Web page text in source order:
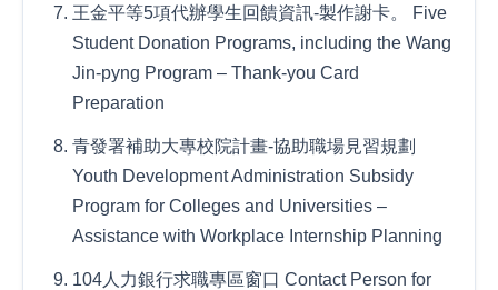
王金平等5項代辦學生回饋資訊-製作謝卡。 Five
Student Donation Programs, including the Wang
Jin-pyng Program – Thank-you Card
Preparation
青發署補助大專校院計畫-協助職場見習規劃
Youth Development Administration Subsidy
Program for Colleges and Universities –
Assistance with Workplace Internship Planning
104人力銀行求職專區窗口 Contact Person for